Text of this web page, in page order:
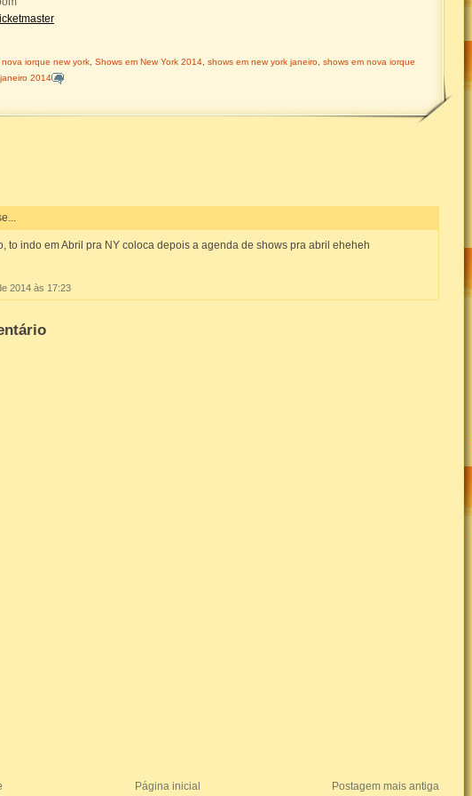
nova iorque new york Shows em New York 2014 shows em new york janeiro shows em nova iorque
2014
to indo em Abril pra NY coloca depois a agenda de shows pra abril eheheh
2014 às 17:23
Postagem mais antiga
Página inicial